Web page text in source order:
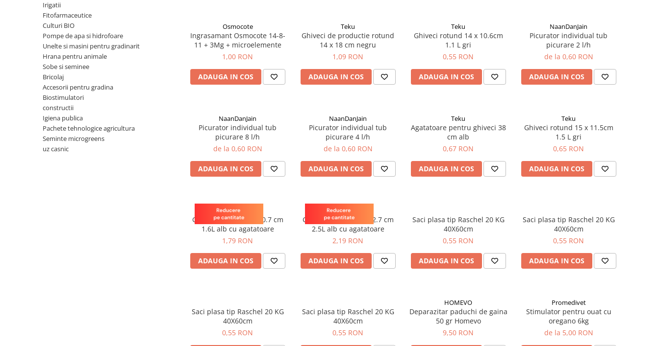
Porumb dulce
Irigatii
Fitofarmaceutice
Culturi BIO
Pompe de apa si hidrofoare
Unelte si masini pentru gradinarit
Hrana pentru animale
Sobe si seminee
Bricolaj
Accesorii pentru gradina
Biostimulatori
constructii
Igiena publica
Pachete tehnologice agricultura
Seminte microgreens
uz casnic
Osmocote
Ingrasamant Osmocote 14-8-
11 + 3Mg + microelemente
1,00 RON
ADAUGA IN COS
Teku
Ghiveci de productie rotund
14 x 18 cm negru
1,09 RON
ADAUGA IN COS
Teku
Ghiveci rotund 14 x 10.6cm
1.1 L gri
0,55 RON
ADAUGA IN COS
NaanDanJain
Picurator individual tub
picurare 2 l/h
de la 0,60 RON
ADAUGA IN COS
NaanDanJain
Picurator individual tub
picurare 8 l/h
de la 0,60 RON
ADAUGA IN COS
NaanDanJain
Picurator individual tub
picurare 4 l/h
de la 0,60 RON
ADAUGA IN COS
Teku
Agatatoare pentru ghiveci 38
cm alb
0,67 RON
ADAUGA IN COS
Teku
Ghiveci rotund 15 x 11.5cm
1.5 L gri
0,65 RON
ADAUGA IN COS
Teku
Ghiveci rotund 17 x 10.7 cm
1.6L alb cu agatatoare
1,79 RON
ADAUGA IN COS
Teku
Ghiveci rotund 19 x 12.7 cm
2.5L alb cu agatatoare
2,19 RON
ADAUGA IN COS
Saci plasa tip Raschel 20 KG
40X60cm
0,55 RON
ADAUGA IN COS
Saci plasa tip Raschel 20 KG
40X60cm
0,55 RON
ADAUGA IN COS
Saci plasa tip Raschel 20 KG
40X60cm
0,55 RON
Saci plasa tip Raschel 20 KG
40X60cm
0,55 RON
HOMEVO
Deparazitar paduchi de gaina
50 gr Homevo
9,50 RON
Promedivet
Stimulator pentru ouat cu
oregano 6kg
de la 5,00 RON